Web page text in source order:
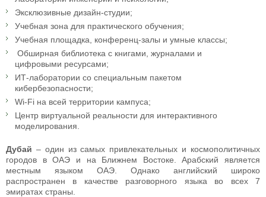
Эксклюзивные дизайн-студии;
Учебная зона для практического обучения;
Учебная площадка, конференц-залы и умные классы;
Обширная библиотека с книгами, журналами и
цифровыми ресурсами;
ИТ-лаборатории со специальным пакетом
кибербезопасности;
Wi-Fi на всей территории кампуса;
Центр виртуальной реальности для интерактивного
моделирования.
Дубай – один из самых привлекательных и космополитичных
городов в ОАЭ и на Ближнем Востоке. Арабский является
местным языком ОАЭ. Однако английский широко
распространен в качестве разговорного языка во всех 7
эмиратах страны.